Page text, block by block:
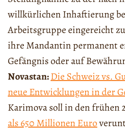
willkürlichen Inhaftierung
Arbeitsgruppe eingereicht
ihre Mandantin permanent
Gefängnis oder auf
Novastan:Die Schweiz vs.
neue Entwicklungen in der
Karimova soll in den frühen
als 650 Millionen Euro